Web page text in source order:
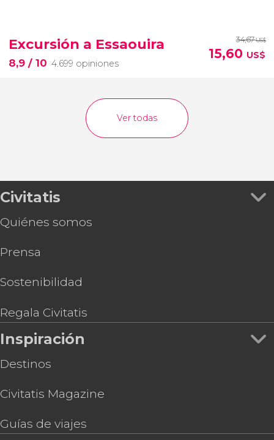
Excursión a Essaouira
8,9 / 10 4.699 opiniones
34,67US$
15,60 US$
Ver todas
Civitatis
Quiénes somos
Prensa
Sostenibilidad
Regala Civitatis
Inspiración
Destinos
Civitatis Magazine
Guías de viajes